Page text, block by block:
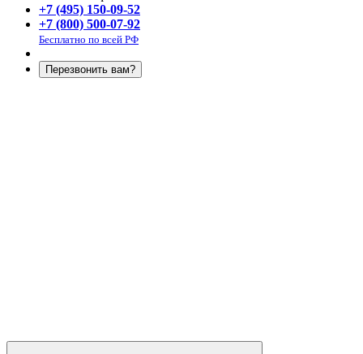
+7 (495) 150-09-52
+7 (800) 500-07-92
Бесплатно по всей РФ
Перезвонить вам?